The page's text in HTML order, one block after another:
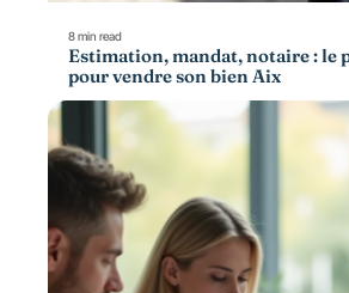
8 min read
Estimation, mandat, notaire : le
pour vendre son bien Aix